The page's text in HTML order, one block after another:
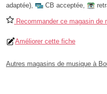
adaptée), CB acceptée,
Recommander ce magasin de
Améliorer cette fiche
Autres magasins de musique à